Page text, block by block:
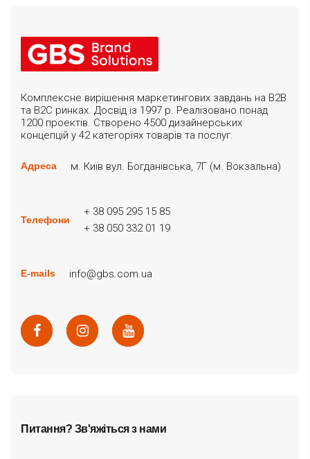
Комплексне вирішення маркетингових завдань на B2B
та B2C ринках. Досвід із 1997 р. Реалізовано понад
1200 проектів. Створено 4500 дизайнерських
концепцій у 42 категоріях товарів та послуг.
Адреса м. Київ вул. Богданівська, 7Г (м. Вокзальна)
Телефони
+ 38 095 295 15 85
+ 38 050 332 01 19
E-mails info@gbs.com.ua
Питання? Зв'яжіться з нами